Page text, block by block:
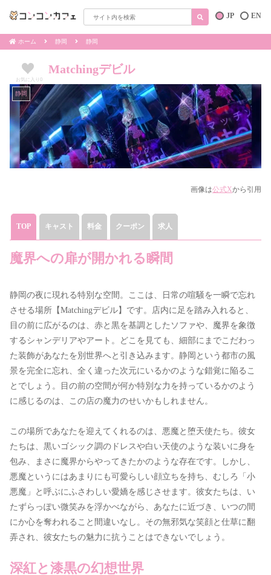
EN
JP
ホーム 静岡 静岡
お気に入り 0
Matchingデビル
静岡
画像は公式Xから引用
TOP キャスト 料金 クーポン 求人
魔界への扉が開かれる瞬間
静岡の夜に現れる特別な空間。ここは、日常の喧騒を一瞬で忘れ
させる場所【Matchingデビル】です。店内に足を踏み入れると、
目の前に広がるのは、赤と黒を基調としたソファや、魔界を象徴
するシャンデリアやアート。どこを見ても、細部にまでこだわっ
た装飾があなたを別世界へと引き込みます。静岡という都市の風
景を完全に忘れ、全く違った次元にいるかのような錯覚に陥るこ
とでしょう。目の前の空間が何か特別な力を持っているかのよう
に感じるのは、この店の魔力のせいかもしれません。
この場所であなたを迎えてくれるのは、悪魔と堕天使たち。彼女
たちは、黒いゴシック調のドレスや白い天使のような装いに身を
包み、まさに魔界からやってきたかのような存在です。しかし、
悪魔というにはあまりにも可愛らしい顔立ちを持ち、むしろ「小
悪魔」と呼ぶにふさわしい愛嬌を感じさせます。彼女たちは、い
たずらっぽい微笑みを浮かべながら、あなたに近づき、いつの間
にか心を奪われること間違いなし。その無邪気な笑顔と仕草に翻
弄され、彼女たちの魅力に抗うことはできないでしょう。
深紅と漆黒の幻想世界